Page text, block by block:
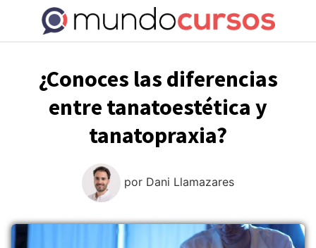
contenido
¿Conoces las diferencias
entre tanatoestética y
tanatopraxia?
por Dani Llamazares